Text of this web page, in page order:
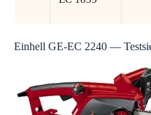
Einhell GE-EC 2240 —